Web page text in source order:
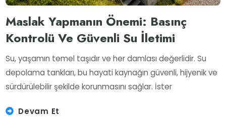
Maslak Yapmanın Önemi: Basınç
Kontrolü Ve Güvenli Su İletimi
Su, yaşamın temel taşıdır ve her damlası değerlidir. Su
depolama tankları, bu hayati kaynağın güvenli, hijyenik ve
sürdürülebilir şekilde korunmasını sağlar. İster
Devam Et